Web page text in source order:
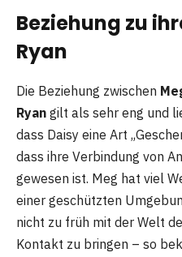
Beziehung zu
Ryan
Die Beziehung zwischen
Ryan gilt als sehr eng und
dass Daisy eine Art
dass ihre Verbindung von
gewesen ist. Meg hat viel
einer geschützten
nicht zu früh mit der Welt
Kontakt zu bringen – so